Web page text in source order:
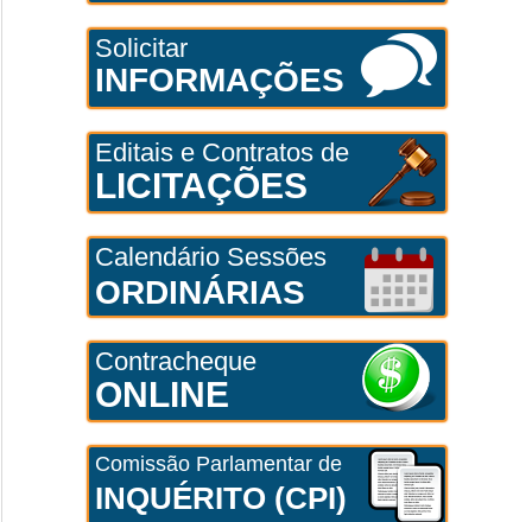
Solicitar
INFORMAÇÕES
Editais e Contratos de
LICITAÇÕES
Calendário Sessões
ORDINÁRIAS
Contracheque
ONLINE
Comissão Parlamentar de
INQUÉRITO (CPI)